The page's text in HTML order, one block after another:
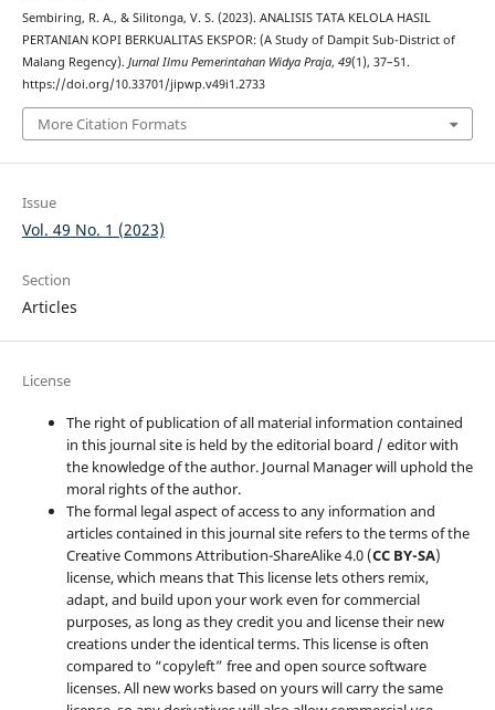
Sembiring, R. A., & Silitonga, V. S. (2023). ANALISIS TATA KELOLA HASIL
PERTANIAN KOPI BERKUALITAS EKSPOR: (A Study of Dampit Sub-District of
Malang Regency). Jurnal Ilmu Pemerintahan Widya Praja, 49(1), 37–51.
https://doi.org/10.33701/jipwp.v49i1.2733
More Citation Formats
Issue
Vol. 49 No. 1 (2023)
Section
Articles
License
The right of publication of all material information contained
in this journal site is held by the editorial board / editor with
the knowledge of the author. Journal Manager will uphold the
moral rights of the author.
The formal legal aspect of access to any information and
articles contained in this journal site refers to the terms of the
Creative Commons Attribution-ShareAlike 4.0 (CC BY-SA)
license, which means that This license lets others remix,
adapt, and build upon your work even for commercial
purposes, as long as they credit you and license their new
creations under the identical terms. This license is often
compared to “copyleft” free and open source software
licenses. All new works based on yours will carry the same